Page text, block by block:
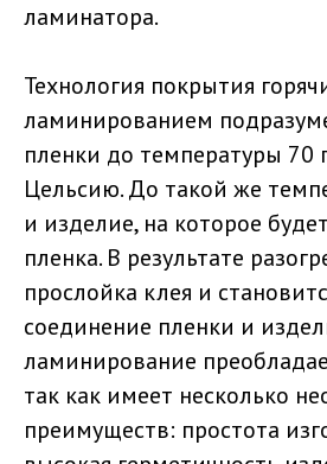
ламинатора.
Технология покрытия
ламинированием
пленки до температуры 70
Цельсию. До такой же
и изделие, на которое
пленка. В результате
прослойка клея и
соединение пленки и
ламинирование
так как имеет несколько
преимуществ: простота